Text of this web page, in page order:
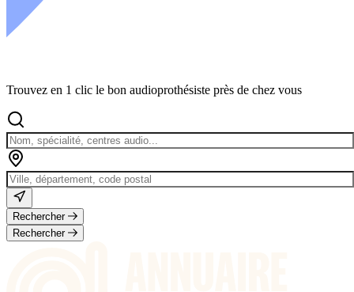
Trouvez en 1 clic le bon audioprothésiste près de chez vous
Rechercher
Rechercher